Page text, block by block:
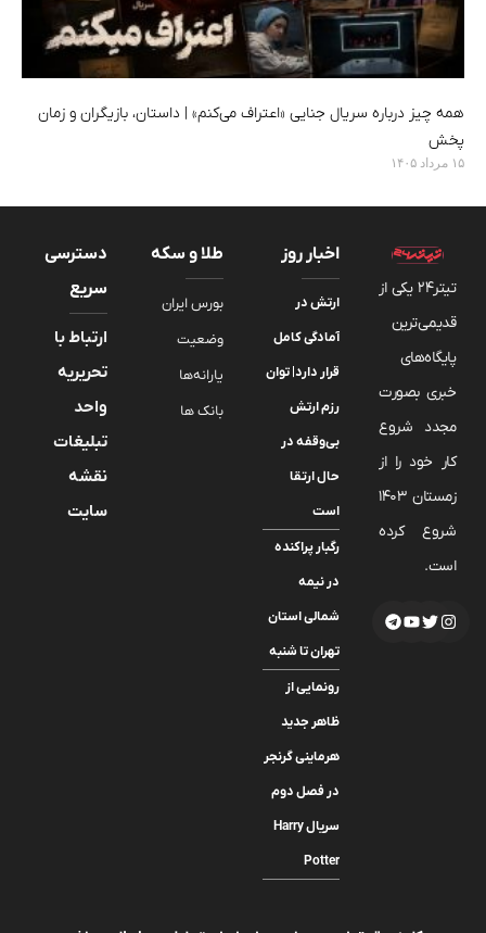
همه چیز درباره سریال جنایی «اعتراف می‌کنم» |‌ داستان، بازیگران و زمان
پخش
۱۵ مرداد ۱۴۰۵
تیتر24 یکی از
قدیمی‌ترین
پایگاه‌های
خبری بصورت
مجدد شروع
کار خود را از
زمستان 1403
شروع کرده
است.
اخبار روز
ارتش در
آمادگی کامل
قرار دارد| توان
رزم ارتش
بی‌وقفه در
حال ارتقا
است
رگبار پراکنده
در نیمه
شمالی استان
تهران تا شنبه
رونمایی از
ظاهر جدید
هرماینی گرنجر
در فصل دوم
سریال Harry
Potter
طلا و سکه
بورس ایران
وضعیت
یارانه‌ها
بانک ها
دسترسی
سریع
ارتباط با
تحریریه
واحد
تبلیغات
نقشه
سایت